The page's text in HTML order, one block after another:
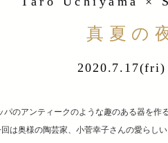
真夏の
パのアンティークのような趣のある器を作
は奥様の陶芸家、小菅幸子さんの愛らし